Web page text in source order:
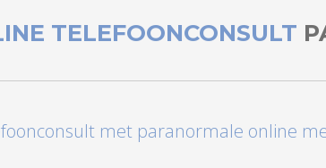
TELEFOONCONSULT
met paranormale online